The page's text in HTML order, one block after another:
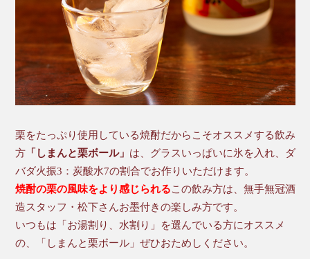
栗をたっぷり使用している焼酎だからこそオススメする飲み
方「しまんと栗ボール」 は、グラスいっぱいに氷を入れ、ダ
バダ火振3：炭酸水7の割合でお作りいただけます。
焼酎の栗の風味をより感じられるこの飲み方は、無手無冠酒
造スタッフ・松下さんお墨付きの楽しみ方です。
いつもは「お湯割り、水割り」を選んでいる方にオススメ
の、「しまんと栗ボール」ぜひおためしください。